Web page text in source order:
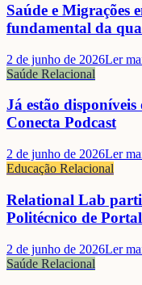
Saúde e Migrações
fundamental da
2 de junho de 2026Ler
Saúde Relacional
Já estão disponíveis
Conecta Podcast
2 de junho de 2026Ler
Educação Relacional
Relational Lab
Politécnico de
2 de junho de 2026Ler
Saúde Relacional